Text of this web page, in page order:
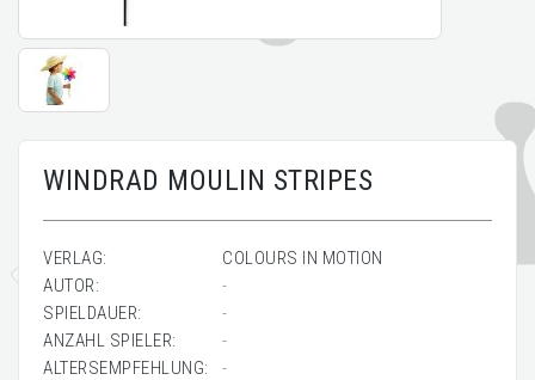
WINDRAD MOULIN STRIPES
VERLAG:
COLOURS IN MOTION
AUTOR:
-
SPIELDAUER:
-
ANZAHL SPIELER:
-
ALTERSEMPFEHLUNG:
-